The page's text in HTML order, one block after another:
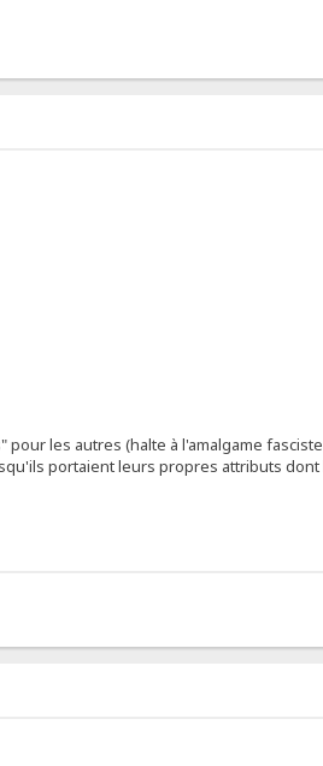
les autres (halte à l'amalgame
portaient leurs propres attributs dont